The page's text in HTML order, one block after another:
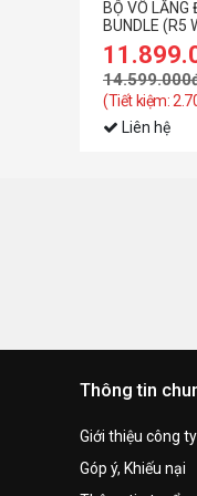
BỘ VÔ
BUNDLE (R5
LĂNG,
(Tiết kiệm:
Liên hệ
Thông tin
Giới thiệu công ty
Góp ý, Khiếu nại